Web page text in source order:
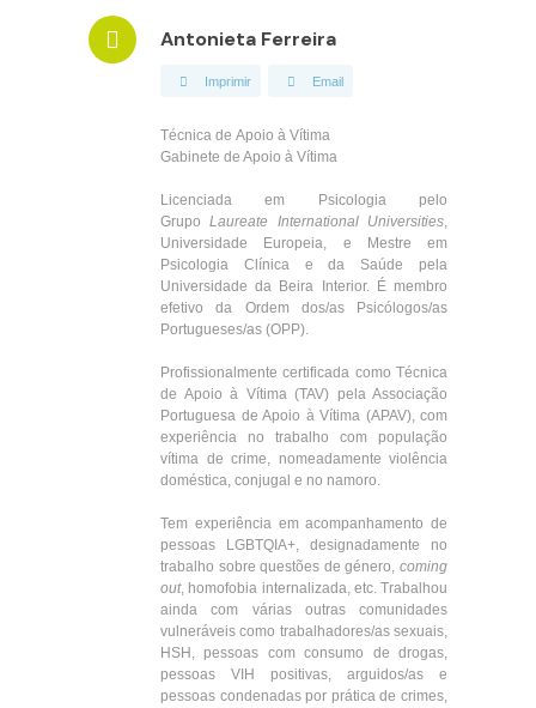
Antonieta Ferreira
Imprimir Email
Técnica de Apoio à Vítima
Gabinete de Apoio à Vítima
Licenciada em Psicologia pelo
GrupoLaureate International Universities,
Universidade Europeia, e Mestre em
Psicologia Clínica e da Saúde pela
Universidade da Beira Interior. É membro
efetivo da Ordem dos/as Psicólogos/as
Portugueses/as (OPP).
Profissionalmente certificada como Técnica
de Apoio à Vítima (TAV) pela Associação
Portuguesa de Apoio à Vítima (APAV), com
experiência no trabalho com população
vítima de crime, nomeadamente violência
doméstica, conjugal e no namoro.
Tem experiência em acompanhamento de
pessoas LGBTQIA+, designadamente no
trabalho sobre questões de género, coming
out, homofobia internalizada, etc. Trabalhou
ainda com várias outras comunidades
vulneráveis como trabalhadores/as sexuais,
HSH, pessoas com consumo de drogas,
pessoas VIH positivas, arguidos/as e
pessoas condenadas por prática de crimes,